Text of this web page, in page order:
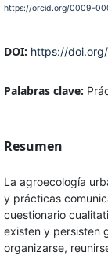
https://orcid.org/0009-
DOI: https://
Palabras clave:
Resumen
La agroecología
y prácticas
cuestionario
existen y persisten
organizarse,